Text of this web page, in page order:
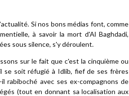
Si nos bons médias font, comme
à savoir la mort d'Al Baghdadi,
sous silence, s'y déroulent.
sur le fait que c'est la cinquième ou
se soit réfugié à Idlib, fief de ses frères
avec ses ex-compagnons de
(tout en donnant sa localisation aux